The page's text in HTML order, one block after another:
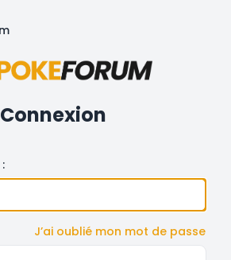
Connexion
J’ai oublié mon mot de passe